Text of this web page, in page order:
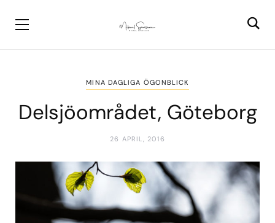
MINA DAGLIGA ÖGONBLICK
Delsjöområdet, Göteborg
26 APRIL, 2016